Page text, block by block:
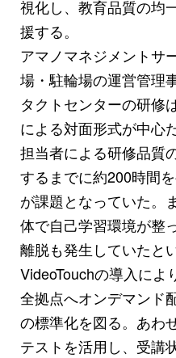
視化し、教育品質の均
援する。
アマノマネジメントサ
場・駐輪場の運営管理
タクトセンターの研修
による対面形式が中心
担当者による研修品質
するまでに約200時間
が課題となっていた。
体で自己学習環境が整
離脱も発生していたとい
VideoTouchの導入によ
全拠点へオンデマンド
の標準化を図る。あわ
テストを活用し、受講